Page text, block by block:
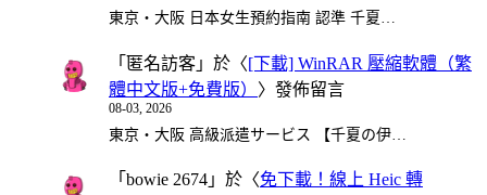
東京・大阪 日本女生預約指南 認準 千夏…
「 匿名訪客 」於〈[下載] WinRAR 壓縮軟體（繁
體中文版+免費版） 〉發佈留言
08-03, 2026
東京・大阪 高級派遣サービス 【千夏の伊…
「 bowie 2674 」於〈免下載！線上 Heic 轉